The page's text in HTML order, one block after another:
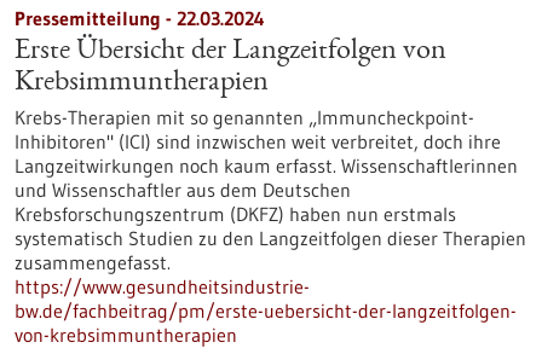
Pressemitteilung - 22.03.2024
Erste Übersicht der Langzeitfolgen von
Krebsimmuntherapien
Krebs-Therapien mit so genannten „Immuncheckpoint-
Inhibitoren" (ICI) sind inzwischen weit verbreitet, doch ihre
Langzeitwirkungen noch kaum erfasst. Wissenschaftlerinnen
und Wissenschaftler aus dem Deutschen
Krebsforschungszentrum (DKFZ) haben nun erstmals
systematisch Studien zu den Langzeitfolgen dieser Therapien
zusammengefasst.
https://www.gesundheitsindustrie-
bw.de/fachbeitrag/pm/erste-uebersicht-der-langzeitfolgen-
von-krebsimmuntherapien